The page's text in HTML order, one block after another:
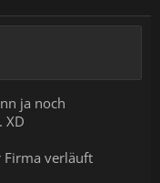
ja noch
XD
Firma verläuft